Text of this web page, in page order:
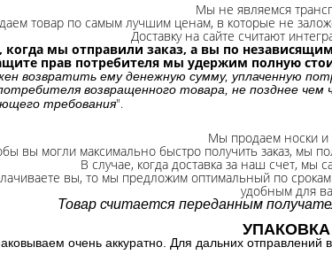
Мы не являемся
товар по самым лучшим ценам, в которые не
Доставку на сайте считают
когда мы отправили заказ, а вы по
прав потребителя мы удержим полную
возвратить ему денежную сумму, уплаченную
возвращенного товара, не позднее чем
требования".
Мы продаем носки и
вы могли максимально быстро получить заказ, мы
В случае, когда доставка за наш счет,
вы, то мы предложим оптимальный по
удобным для
Товар считается переданным
очень аккуратно. Для дальних